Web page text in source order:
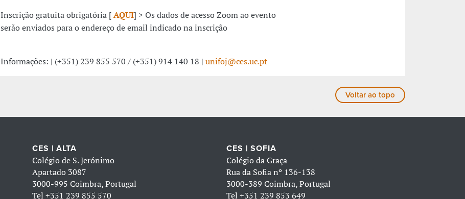
Inscrição gratuita obrigatória [AQUI] > Os dados de acesso Zoom ao evento
serão enviados para o endereço de email indicado na inscrição
Informações: | (+351) 239 855 570 / (+351) 914 140 18 | unifoj@ces.uc.pt
Voltar ao topo
CES | ALTA
Colégio de S. Jerónimo
Apartado 3087
3000-995 Coimbra, Portugal
Tel+351 239 855 570
CES | SOFIA
Colégio da Graça
Rua da Sofia nº 136-138
3000-389 Coimbra, Portugal
Tel +351 239 853 649